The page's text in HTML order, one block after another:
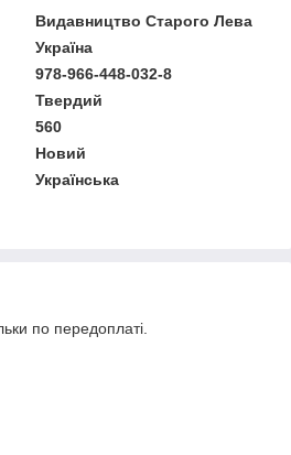
Видавництво Старого Лева
Україна
978-966-448-032-8
Твердий
560
Новий
Українська
по передоплаті.